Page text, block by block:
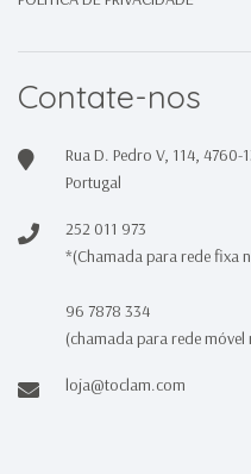
Contate-nos
Rua D. Pedro V, 114,
Portugal
252 011 973
*(Chamada para rede fixa
96 7878 334
(chamada para rede móvel
loja@toclam.com